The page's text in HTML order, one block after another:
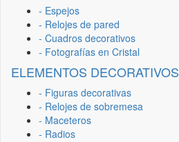
- Espejos
- Relojes de pared
- Cuadros decorativos
- Fotografías en Cristal
ELEMENTOS DECORATIVOS
- Figuras decorativas
- Relojes de sobremesa
- Maceteros
- Radios